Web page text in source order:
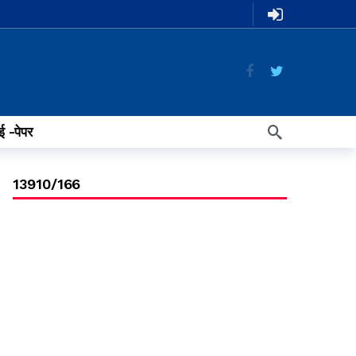
-पेपर
13910/166